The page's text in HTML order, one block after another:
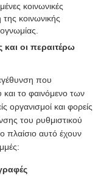
κοινωνικές
κοινωνικής
οι περαιτέρω
που
και το φαινόμενο των
οργανισμοί και φορείς
του ρυθμιστικού
πλαίσιο αυτό έχουν